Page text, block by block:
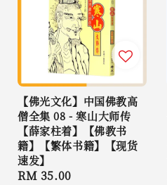
【佛光文化】中国佛教高
僧全集 08 - 寒山大师传
【薛家柱着】【佛教书
籍】【繁体书籍】【现货
速发】
Regular
RM 35.00